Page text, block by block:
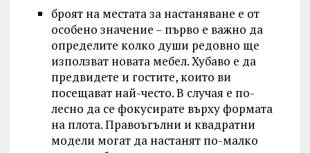
броят на местата за настаняване е от
особено значение – първо е важно да
определите колко души редовно ще
използват новата мебел. Хубаво е да
предвидете и гостите, които ви
посещават най-често. В случая е по-
лесно да се фокусирате върху формата
на плота. Правоъгълни и квадратни
модели могат да настанят по-малко